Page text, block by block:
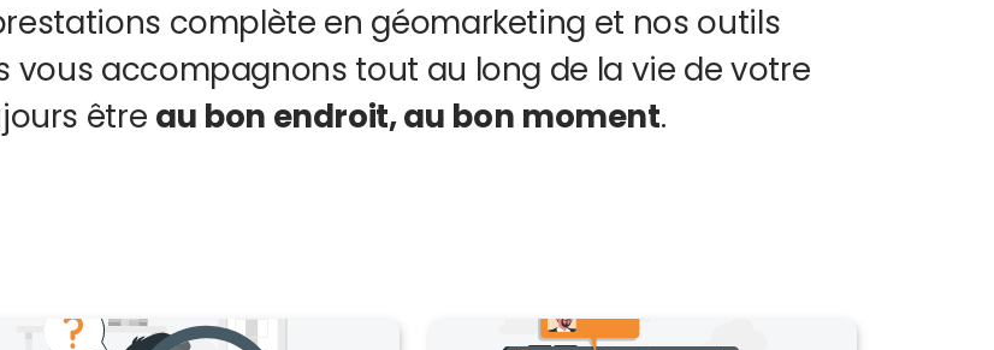
complète en géomarketing et nos outils
vous accompagnons tout au long de la vie de votre
être au bon endroit, au bon moment.